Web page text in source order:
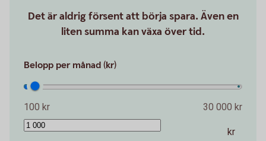
Det är aldrig försent att börja spara. Även en
liten summa kan växa över tid.
Belopp per månad (kr)
100 kr 30 000 kr
kr